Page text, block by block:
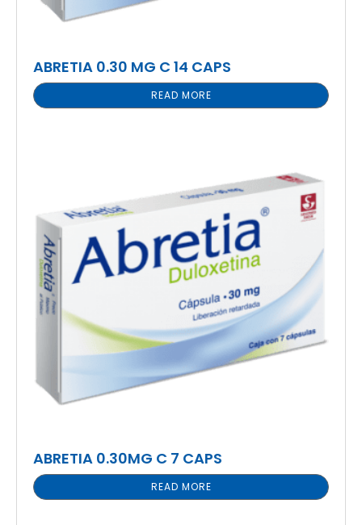
ABRETIA 0.30 MG C 14 CAPS
READ MORE
ABRETIA 0.30MG C 7 CAPS
READ MORE